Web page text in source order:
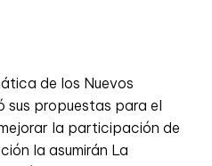
de los Nuevos
sus propuestas para el
la participación de
la asumirán La